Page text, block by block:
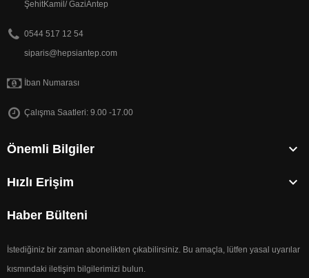
ŞehitKamil/ GaziAntep
0544 517 12 54
siparis@hepsiantep.com
İban Numarası
Çalışma Saatleri: 9.00 -17.00
Önemli Bilgiler 
Hızlı Erişim 
Haber Bülteni
İstediğiniz bir zaman abonelikten çıkabilirsiniz. Bu amaçla, lütfen yasal uyarılar
kısmındaki iletişim bilgilerimizi bulun.